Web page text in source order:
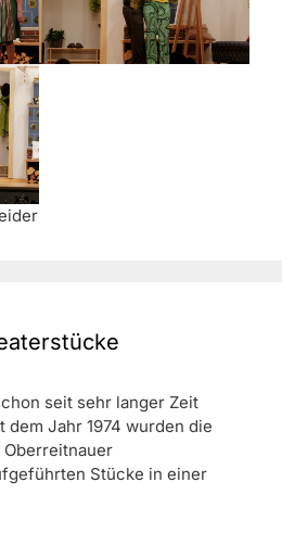
seit sehr langer Zeit
dem Jahr 1974 wurden die
Stücke in einer